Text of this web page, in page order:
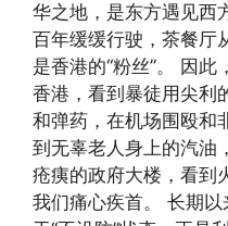
华之地，是东方遇见西
百年缓缓行驶，茶餐厅
是香港的“粉丝”。 因此
香港，看到暴徒用尖利
和弹药，在机场围殴和
到无辜老人身上的汽油
疮痍的政府大楼，看到
我们痛心疾首。 长期